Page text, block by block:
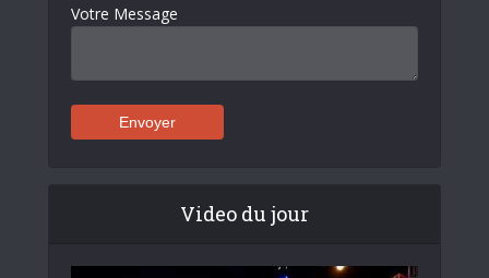
Votre Message
Video du jour